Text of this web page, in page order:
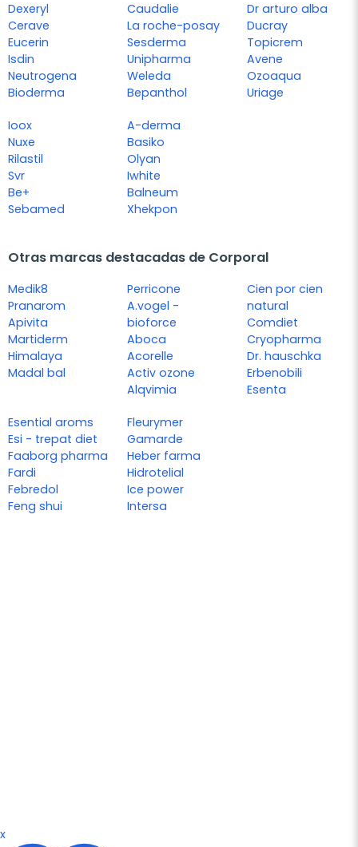
Dexeryl
Cerave
Eucerin
Isdin
Neutrogena
Bioderma
Caudalie
La roche-posay
Sesderma
Unipharma
Weleda
Bepanthol
Dr arturo alba
Ducray
Topicrem
Avene
Ozoaqua
Uriage
Ioox
Nuxe
Rilastil
Svr
Be+
Sebamed
A-derma
Basiko
Olyan
Iwhite
Balneum
Xhekpon
Otras marcas destacadas de Corporal
Medik8
Pranarom
Apivita
Martiderm
Himalaya
Madal bal
Perricone
A.vogel -
bioforce
Aboca
Acorelle
Activ ozone
Alqvimia
Cien por cien
natural
Comdiet
Cryopharma
Dr. hauschka
Erbenobili
Esenta
Esential aroms
Esi - trepat diet
Faaborg pharma
Fardi
Febredol
Feng shui
Fleurymer
Gamarde
Heber farma
Hidrotelial
Ice power
Intersa
x